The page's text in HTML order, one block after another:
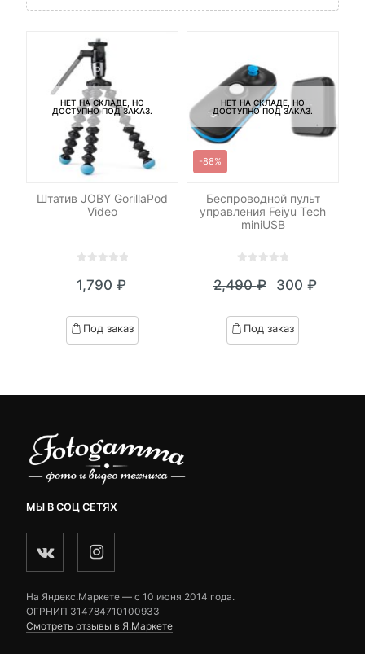
НЕТ НА СКЛАДЕ, НО
ДОСТУПНО ПОД ЗАКАЗ.
Штатив JOBY GorillaPod
Video
out
based
on
1,790 ₽
Под заказ
НЕТ НА СКЛАДЕ, НО
ДОСТУПНО ПОД ЗАКАЗ.
-88%
Беспроводной пульт
управления Feiyu Tech
miniUSB
out
based
on
2,490₽
цена
составляла
300 ₽
Текущая
цена:
300 ₽.
Под заказ
МЫ В СОЦ СЕТЯХ
На Яндекс.Маркете — c 10 июня 2014 года.
ОГРНИП 314784710100933
Смотреть отзывы в Я.Маркете